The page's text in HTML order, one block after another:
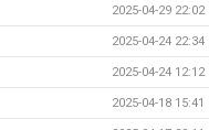
2025-04-29 22:02
2025-04-24 22:34
2025-04-24 12:12
2025-04-18 15:41